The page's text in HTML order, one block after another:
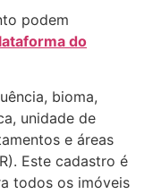
podem
do
bioma,
unidade de
e áreas
Este cadastro é
todos os imóveis